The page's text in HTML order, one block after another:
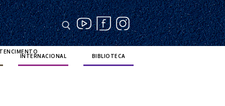
INTERNACIONAL BIBLIOTECA